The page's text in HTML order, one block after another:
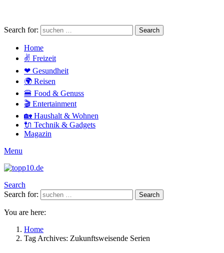
Search for: Search
Home
✌ Freizeit
❤ Gesundheit
🌍 Reisen
🍔 Food & Genuss
🎬 Entertainment
🏡 Haushalt & Wohnen
🔌 Technik & Gadgets
Magazin
Menu
Search
Search for:
Search
You are here:
Home
Tag Archives: Zukunftsweisende Serien